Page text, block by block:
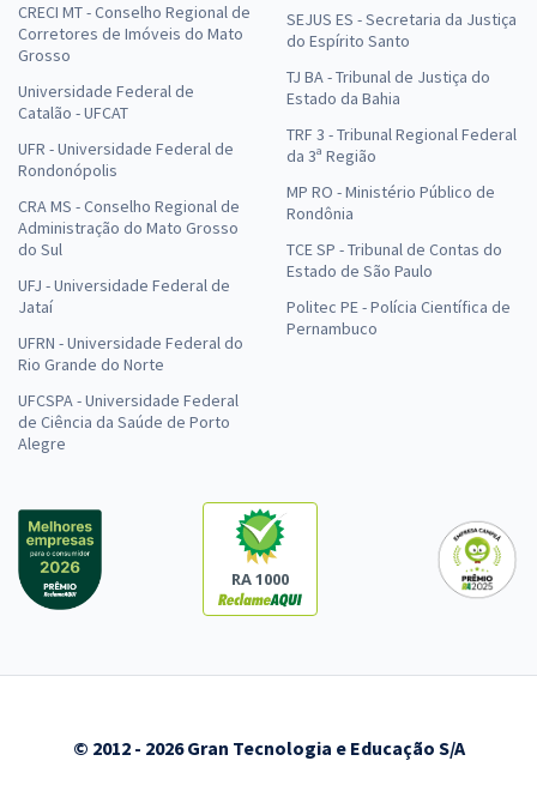
CRECI MT - Conselho Regional de
Corretores de Imóveis do Mato
Grosso
Universidade Federal de
Catalão - UFCAT
UFR - Universidade Federal de
Rondonópolis
CRA MS - Conselho Regional de
Administração do Mato Grosso
do Sul
UFJ - Universidade Federal de
Jataí
UFRN - Universidade Federal do
Rio Grande do Norte
UFCSPA - Universidade Federal
de Ciência da Saúde de Porto
Alegre
SEJUS ES - Secretaria da Justiça
do Espírito Santo
TJ BA - Tribunal de Justiça do
Estado da Bahia
TRF 3 - Tribunal Regional Federal
da 3ª Região
MP RO - Ministério Público de
Rondônia
TCE SP - Tribunal de Contas do
Estado de São Paulo
Politec PE - Polícia Científica de
Pernambuco
RA 1000
© 2012 - 2026 Gran Tecnologia e Educação S/A